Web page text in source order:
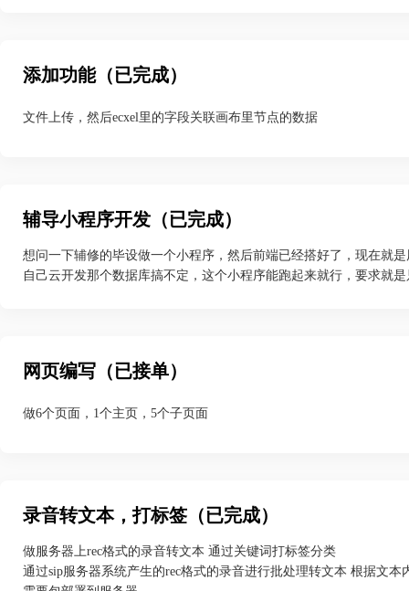
添加功能（已完成）
文件上传，然后ecxel里的字段关联画布里节点的数据
辅导小程序开发（已完成）
想问一下辅修的毕设做一个小程序，然后前端已经搭好了，现在就
自己云开发那个数据库搞不定，这个小程序能跑起来就行，要求就
网页编写（已接单）
做6个页面，1个主页，5个子页面
录音转文本，打标签（已完成）
做服务器上rec格式的录音转文本 通过关键词打标签分类
通过sip服务器系统产生的rec格式的录音进行批处理转文本 根据文